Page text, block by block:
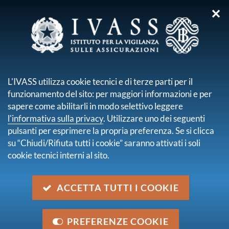
sei qui:
Modifiche nel Direttorio
Integrato
Categoria
Altro
Descrizione
Il Governatore e il Consiglio Superiore della Banca
d'Italia, nel corso della riunione odierna, hanno preso
atto del desiderio del Direttore generale, Luigi
Federico Signorini, di lasciare anticipatamente
✕
L'IVASS utilizza cookie tecnici e di terze parti per il
funzionamento del sito: per maggiori informazioni e per
sapere come abilitarli in modo selettivo leggere
l'informativa sulla privacy. Utilizzare uno dei seguenti
pulsanti per esprimere la propria preferenza. Se si clicca
su “Chiudi/Rifiuta tutti i cookie” saranno attivati i soli
cookie tecnici interni al sito.
ACCETTA TUTTI I COOKIE
PREFERENZE COOKIE